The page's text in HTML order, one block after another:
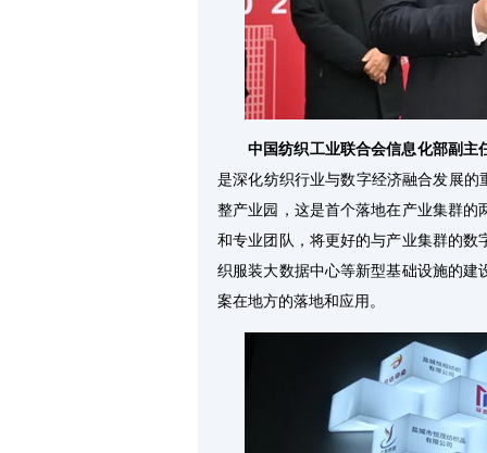
中国纺织工业联合会信息化部副主
是深化纺织行业与数字经济融合发展的
整产业园，这是首个落地在产业集群
和专业团队，将更好的与产业集群的
织服装大数据中心等新型基础设施的
案在地方的落地和应用。